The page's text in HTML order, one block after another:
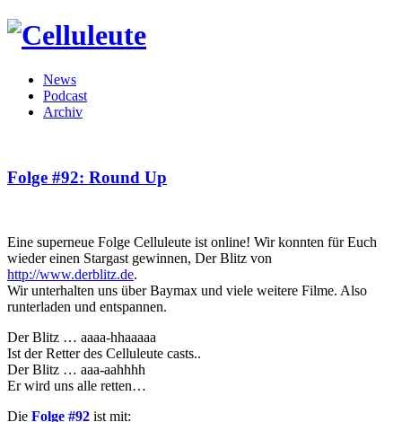
News
Podcast
Archiv
Folge #92: Round Up
Eine superneue Folge Celluleute ist online! Wir konnten für Euch
wieder einen Stargast gewinnen, Der Blitz von
http://www.derblitz.de.
Wir unterhalten uns über Baymax und viele weitere Filme. Also
runterladen und entspannen.
Der Blitz … aaaa-hhaaaaa
Ist der Retter des Celluleute casts..
Der Blitz … aaa-aahhhh
Er wird uns alle retten…
Die Folge #92 ist mit: